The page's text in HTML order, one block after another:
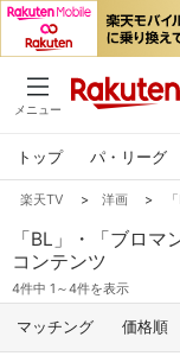
メニュー
トップ パ・リーグ
楽天TV > 洋画 >
「BL」・「ブロマ
コンテンツ
4件中 1～4件を表示
マッチング 価格順